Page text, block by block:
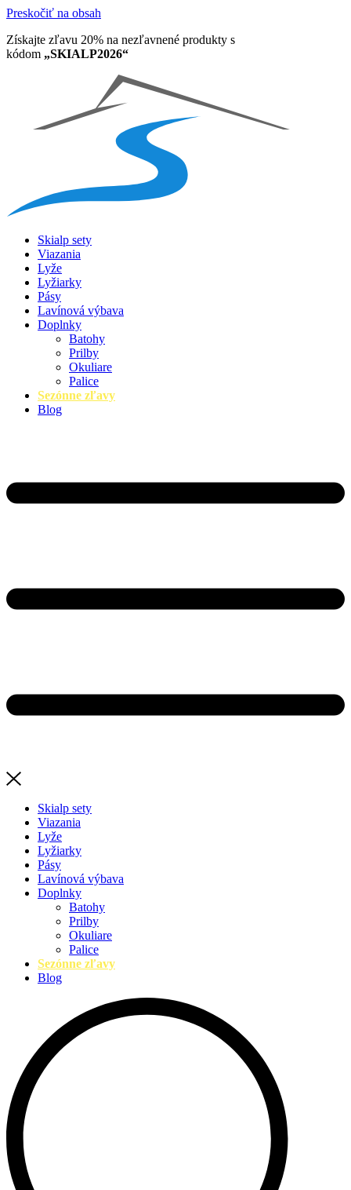
Preskočiť na obsah
Získajte zľavu 20% na nezľavnené produkty​ s
kódom „SKIALP2026“
Skialp sety
Viazania
Lyže
Lyžiarky
Pásy
Lavínová výbava
Doplnky
Batohy
Prilby
Okuliare
Palice
Sezónne zľavy
Blog
Skialp sety
Viazania
Lyže
Lyžiarky
Pásy
Lavínová výbava
Doplnky
Batohy
Prilby
Okuliare
Palice
Sezónne zľavy
Blog